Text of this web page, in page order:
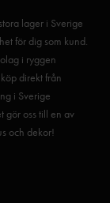
lager i Sverige
för dig som kund.
i ryggen
direkt från
i Sverige
gör oss till en av
och dekor!